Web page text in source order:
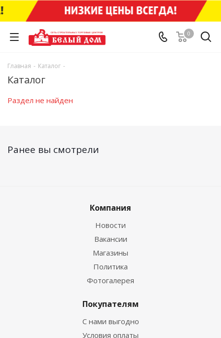
0
Главная - Каталог -
Каталог
Раздел не найден
Ранее вы смотрели
Компания
Новости
Вакансии
Магазины
Политика
Фотогалерея
Покупателям
С нами выгодно
Условия оплаты